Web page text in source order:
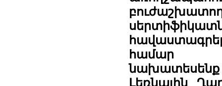
համար
նախատեսենք
Լեռնային